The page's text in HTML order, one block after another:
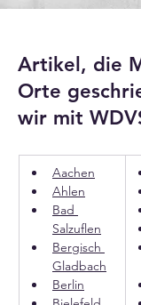
Artikel, die
Orte
wir mit
Aachen
Ahlen
Bad
Salzuflen
Bergisch
Gladbach
Berlin